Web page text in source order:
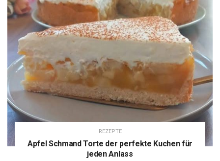
REZEPTE
Apfel Schmand Torte der perfekte Kuchen für
jeden Anlass